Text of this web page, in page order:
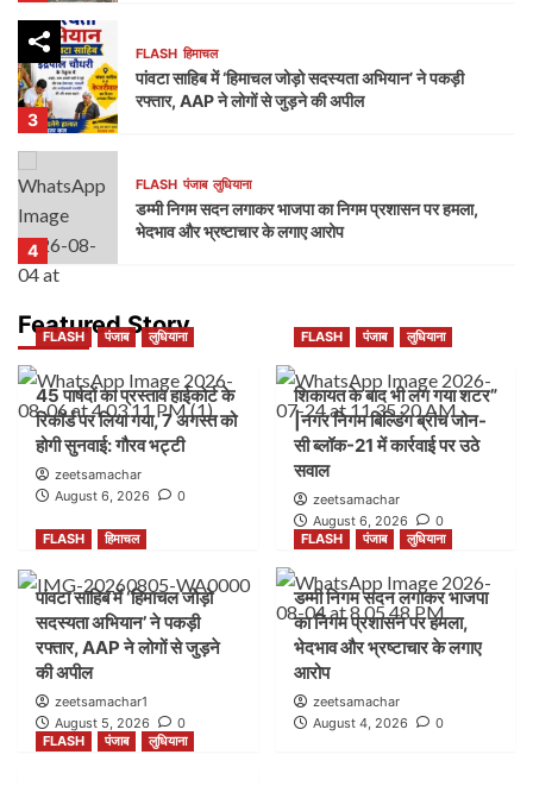
3
FLASH हिमाचल
पांवटा साहिब में ‘हिमाचल जोड़ो सदस्यता अभियान’ ने पकड़ी
रफ्तार, AAP ने लोगों से जुड़ने की अपील
4
FLASH पंजाब लुधियाना
डम्मी निगम सदन लगाकर भाजपा का निगम प्रशासन पर हमला,
भेदभाव और भ्रष्टाचार के लगाए आरोप
5
FLASH
नक्शा भी आया सामने” | ब्लॉक-37 में 2000 गज की कथित
FLASH पंजाब
45 पार्षदों का प्रस्ताव हाईकोर्ट के रिकॉर्ड पर लिया गया, 7
अगस्त को होगी सुनवाई: गौरव भट्टी
2
FLASH पंजाब लुधियाना
शिकायत के बाद भी लग गया शटर” |नगर निगम बिल्डिंग ब्रांच
जोन-सी ब्लॉक-21 में कार्रवाई पर उठे सवाल
FLASH
पांवटा साहिब में ‘हिमाचल जोड़ो सदस्यता अभियान’ ने पकड़ी
रफ्तार, AAP ने लोगों से जुड़ने की अपील
Featured Story
FLASH पंजाब लुधियाना
45 पार्षदों का प्रस्ताव हाईकोर्ट के
रिकॉर्ड पर लिया गया, 7 अगस्त को
होगी सुनवाई: गौरव भट्टी
zeetsamachar
August 6, 2026
0
FLASH पंजाब लुधियाना
शिकायत के बाद भी लग गया शटर”
|नगर निगम बिल्डिंग ब्रांच जोन-
सी ब्लॉक-21 में कार्रवाई पर उठे
सवाल
zeetsamachar
August 6, 2026
0
FLASH
हिमाचल
पांवटा साहिब में ‘हिमाचल जोड़ो
सदस्यता अभियान’ ने पकड़ी
रफ्तार, AAP ने लोगों से जुड़ने
की अपील
zeetsamachar1
August 5, 2026
0
FLASH पंजाब लुधियाना
डम्मी निगम सदन लगाकर भाजपा
का निगम प्रशासन पर हमला,
भेदभाव और भ्रष्टाचार के लगाए
आरोप
zeetsamachar
August 4, 2026
0
FLASH
पंजाब लुधियाना